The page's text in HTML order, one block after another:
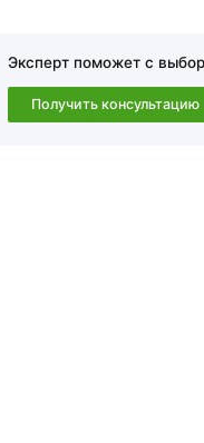
или
товарa в течение
Эксперт поможет с
Получить консультацию